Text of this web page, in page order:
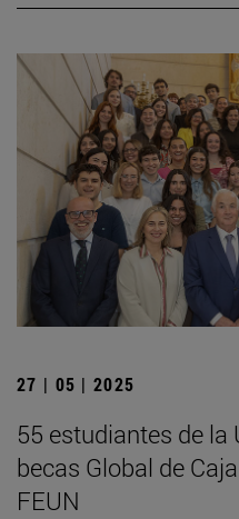
27 | 05 | 2025
55 estudiantes de la
becas Global de
FEUN